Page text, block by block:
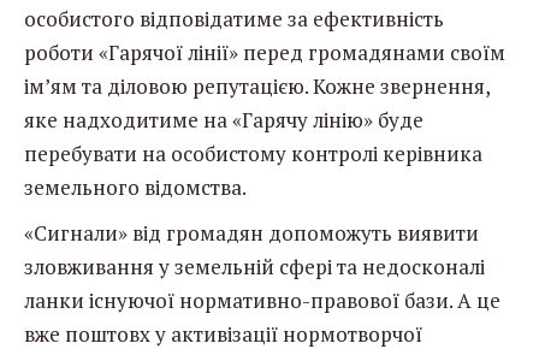
особистого відповідатиме за ефективність
роботи «Гарячої лінії» перед громадянами своїм
ім’ям та діловою репутацією. Кожне звернення,
яке надходитиме на «Гарячу лінію» буде
перебувати на особистому контролі керівника
земельного відомства.
«Сигнали» від громадян допоможуть виявити
зловживання у земельній сфері та недосконалі
ланки існуючої нормативно-правової бази. А це
вже поштовх у активізації нормотворчої